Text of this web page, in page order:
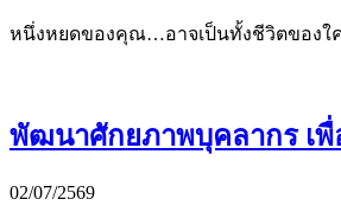
หนึ่งหยดของคุณ…อาจเป็นทั้งชีวิตของใ
พัฒนาศักยภาพบุคลากร เพื่
02/07/2569